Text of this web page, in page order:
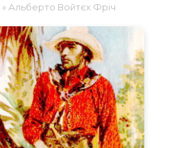
» Альберто Войтєх Фріч